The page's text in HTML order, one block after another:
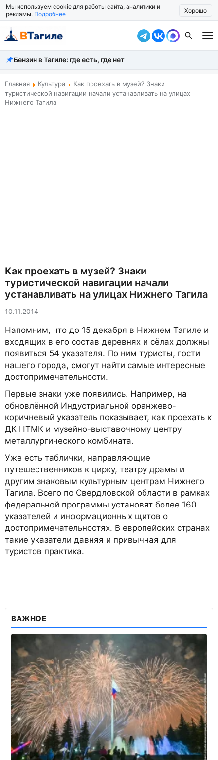
Мы используем cookie для работы сайта, аналитики и
рекламы. Подробнее Хорошо
Все новости
Происшествия
Город
Бензин в Тагиле: где есть, где нет
Главная Культура
Как проехать в музей? Знаки
туристической навигации начали устанавливать на улицах
Нижнего Тагила
Как проехать в музей? Знаки
туристической навигации начали
устанавливать на улицах Нижнего Тагила
10.11.2014
Напомним, что до 15 декабря в Нижнем Тагиле и
входящих в его состав деревнях и сёлах должны
появиться 54 указателя. По ним туристы, гости
нашего города, смогут найти самые интересные
достопримечательности.
Первые знаки уже появились. Например, на
обновлённой Индустриальной оранжево-
коричневый указатель показывает, как проехать к
ДК НТМК и музейно-выставочному центру
металлургического комбината.
Уже есть таблички, направляющие
путешественников к цирку, театру драмы и
другим знаковым культурным центрам Нижнего
Тагила. Всего по Свердловской области в рамках
федеральной программы установят более 160
указателей и информационных щитов о
достопримечательностях. В европейских странах
такие указатели давняя и привычная для
туристов практика.
ВАЖНОЕ